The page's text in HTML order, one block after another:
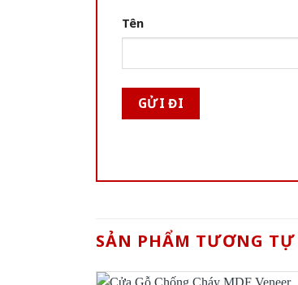
Tên
SẢN PHẨM TƯƠNG TỰ